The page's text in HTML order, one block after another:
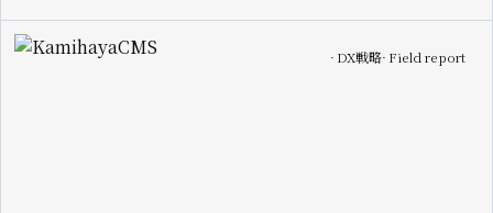
Image DX戦略 Field report